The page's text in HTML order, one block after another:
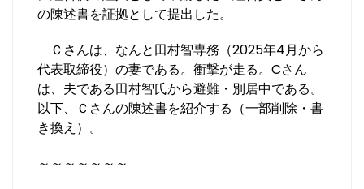
o
o
k
の陳述書を証拠として提出した。
Ｃさんは、なんと田村智専務（2025年4月から
代表取締役）の妻である。衝撃が走る。Cさん
は、夫である田村智氏から避難・別居中である。
以下、Ｃさんの陳述書を紹介する（一部削除・書
き換え）。
～～～～～～～